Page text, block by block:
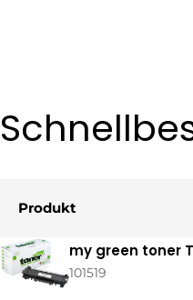
Ihr
Warenkorb
Produkt
my green toner
101519